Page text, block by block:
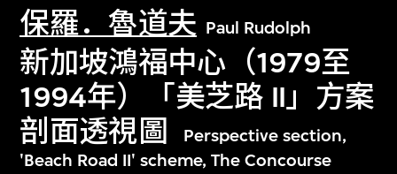
保羅．魯道夫 Paul Rudolph
新加坡鴻福中心（1979至
1994年）「美芝路 II」方案
剖面透視圖
Perspective section,
'Beach Road II' scheme, The Concourse